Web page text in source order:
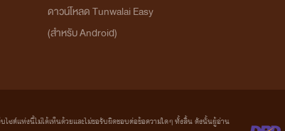
ดาวน์โหลด Tunwalai Easy
(สำหรับ Android)
ไซต์แห่งนี้ไม่ได้เห็นด้วยและไม่ขอรับผิดชอบต่อข้อความใดๆ ทั้งสิ้น ดังนั้นผู้อ่าน